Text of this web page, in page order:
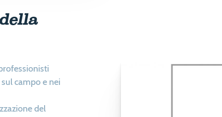
campo e nei
del